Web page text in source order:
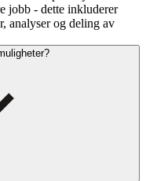
jobb - dette inkluderer
analyser og deling av